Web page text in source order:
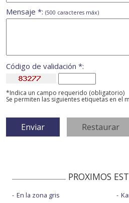
Mensaje *: (500 caracteres máx)
Código de validación *:
*Indica un campo requerido (obligatorio)
Se permiten las siguientes etiquetas en el
PROXIMOS
En la zona gris